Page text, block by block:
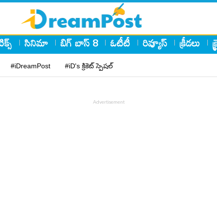
సినిమా బిగ్ బాస్ 8 ఓటీటీ రివ్యూస్ క్రీడలు
#iDreamPost #iD's క్రికెట్ స్పెషల్